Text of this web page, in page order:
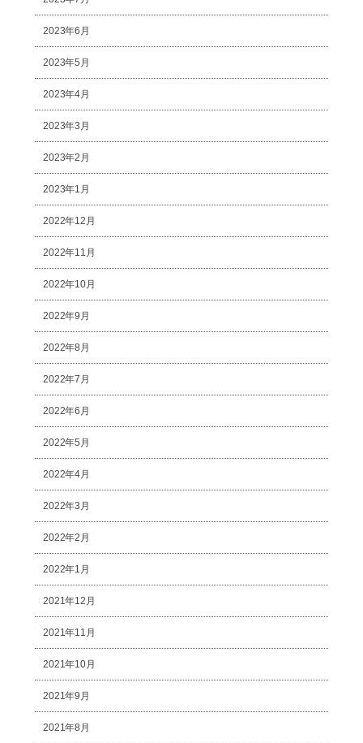
2023年6月
2023年5月
2023年4月
2023年3月
2023年2月
2023年1月
2022年12月
2022年11月
2022年10月
2022年9月
2022年8月
2022年7月
2022年6月
2022年5月
2022年4月
2022年3月
2022年2月
2022年1月
2021年12月
2021年11月
2021年10月
2021年9月
2021年8月